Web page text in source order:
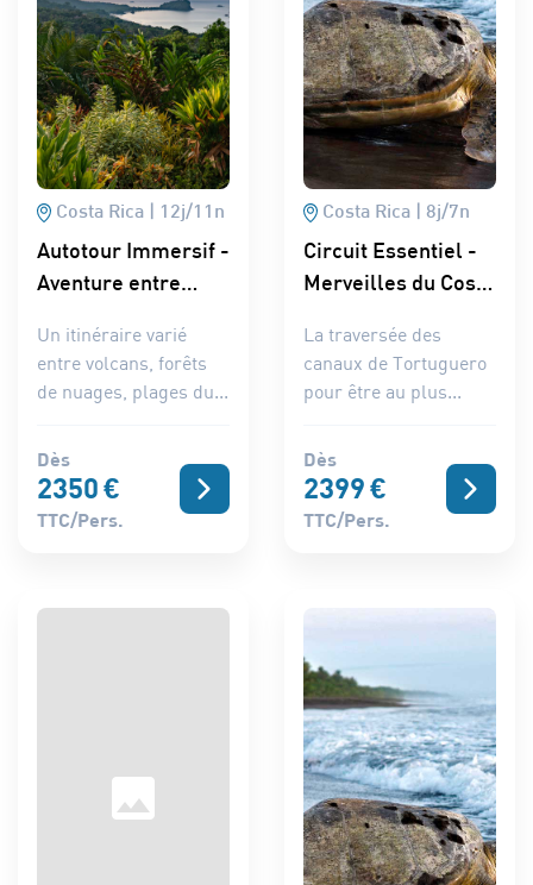
Costa Rica 12j/ 11 n
Autotour Immersif -
Aventure entre
Un itinéraire varié
entre volcans, forêts
de nuages, plages du...
Dès
2350€
TTC/pers.
Costa Rica 8j/7n
Circuit Essentiel -
Merveilles du Costa
La traversée des
canaux de Tortuguero
pour être au plus...
Dès
2399€
TTC/pers.